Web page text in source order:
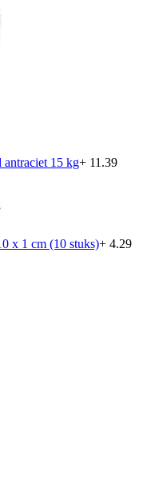
antraciet 15 kg+ 11.39
x 1 cm (10 stuks)+ 4.29